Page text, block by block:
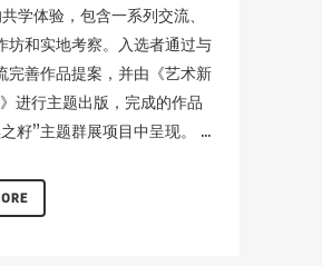
学体验，包含一系列交流、
坊和实地考察。入选者通过与
完善作品提案，并由《艺术新
进行主题出版，完成的作品
籽”主题群展项目中呈现。 ...